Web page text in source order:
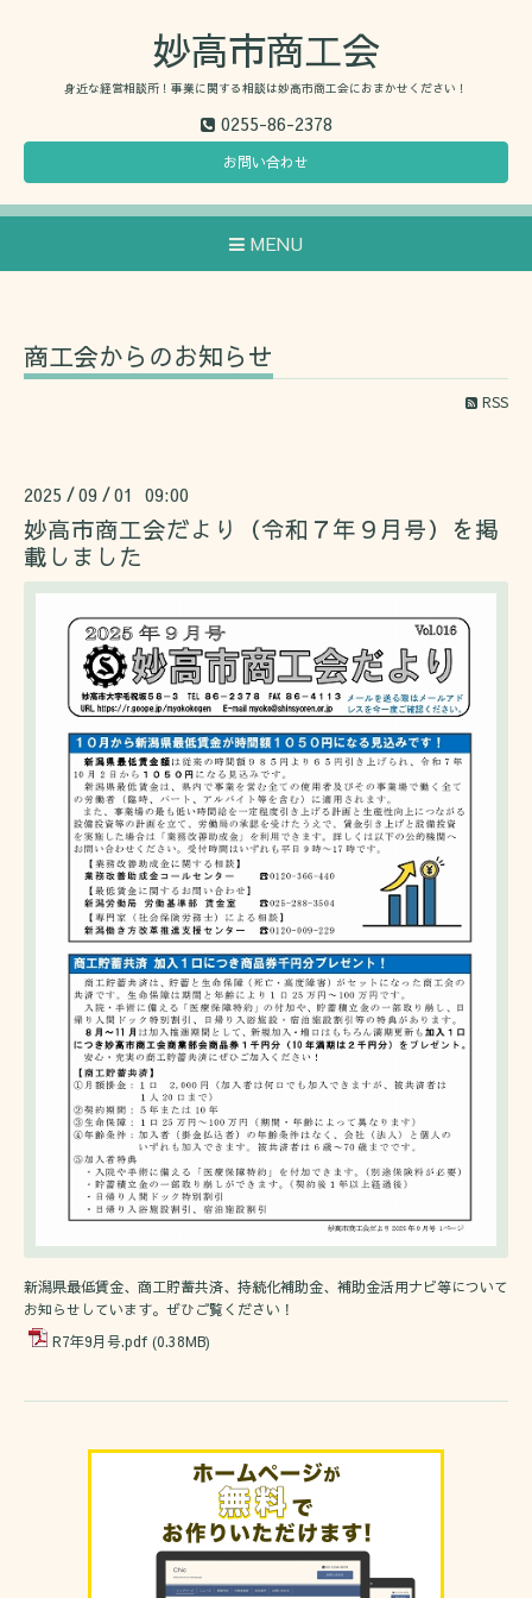
妙高市商工会
身近な経営相談所！事業に関する相談は妙高市商工会におまかせください！
0255-86-2378
お問い合わせ
MENU
商工会からのお知らせ
RSS
2025 /09 /01 09:00
妙高市商工会だより（令和７年９月号）を掲
載しました
新潟県最低賃金、商工貯蓄共済、持続化補助金、補助金活用ナビ等について
お知らせしています。ぜひご覧ください！
R7年9月号.pdf (0.38MB)